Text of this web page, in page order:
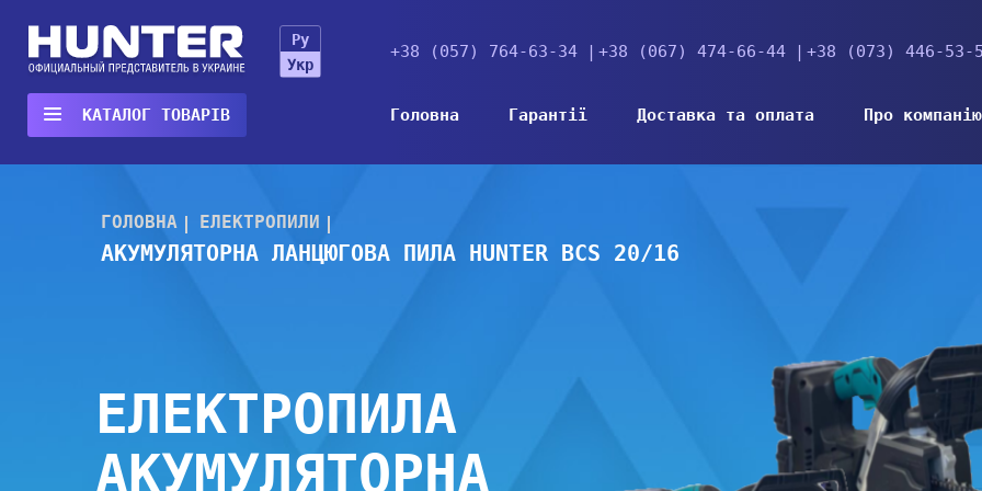
Ру
Укр
+38 (057) 764-63-34 +38 (067) 474-66-44 +38 (073) 446-53-
КАТАЛОГТОВАРІВ Головна Гарантії Доставка та оплата Про компанію
ГОЛОВНА ЕЛЕКТРОПИЛИ
АКУМУЛЯТОРНА ЛАНЦЮГОВА ПИЛА HUNTER BCS 20/16
ЕЛЕКТРОПИЛА
АКУМУЛЯТОРНА